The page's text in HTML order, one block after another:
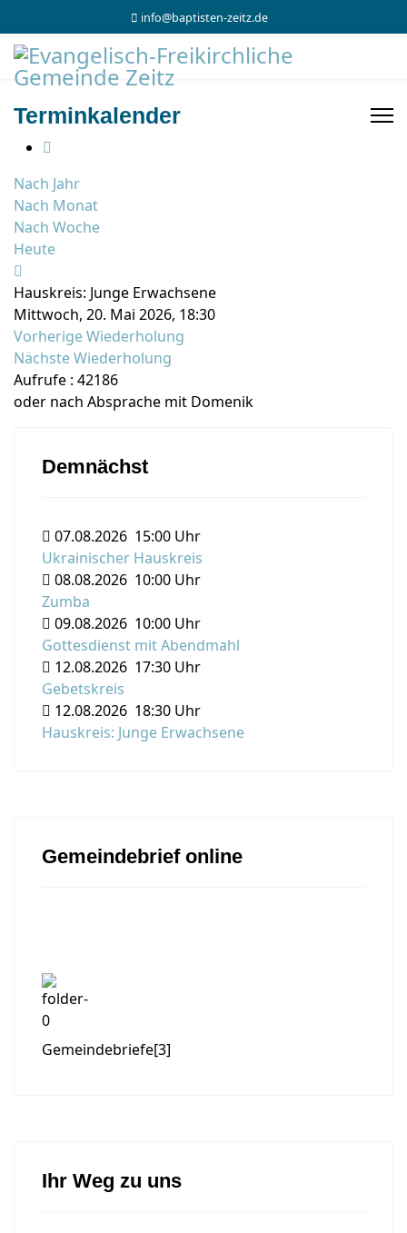
info@baptisten-zeitz.de
Terminkalender
Nach Jahr
Nach Monat
Nach Woche
Heute
Hauskreis: Junge Erwachsene
Mittwoch, 20. Mai 2026, 18:30
Vorherige Wiederholung
Nächste Wiederholung
Aufrufe : 42186
oder nach Absprache mit Domenik
Demnächst
07.08.2026 15:00 Uhr
Ukrainischer Hauskreis
08.08.2026 10:00 Uhr
Zumba
09.08.2026 10:00 Uhr
Gottesdienst mit Abendmahl
12.08.2026 17:30 Uhr
Gebetskreis
12.08.2026 18:30 Uhr
Hauskreis: Junge Erwachsene
Gemeindebrief online
Gemeindebriefe[3]
Ihr Weg zu uns